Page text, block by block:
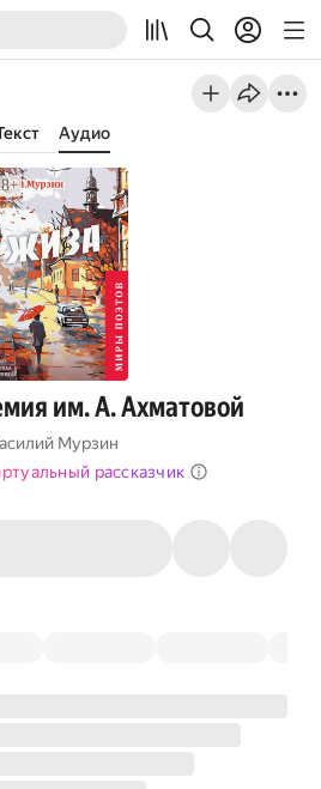
Аудио
им. А. Ахматовой
Мурзин
рассказчик